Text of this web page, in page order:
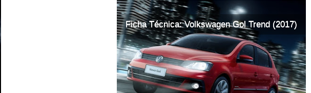
Ficha Técnica: Volkswagen Gol Trend (2017)